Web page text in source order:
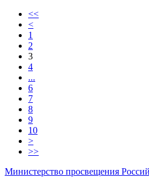
<<
<
1
2
3
4
...
6
7
8
9
10
>
>>
Министерство просвещения